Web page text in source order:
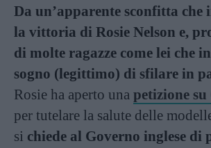
Da un’apparente sconfitta che
la vittoria di Rosie Nelson e,
di molte ragazze come lei che
sogno (legittimo) di sfilare in
Rosie ha aperto una petizione
per tutelare la salute delle
si chiede al Governo inglese di